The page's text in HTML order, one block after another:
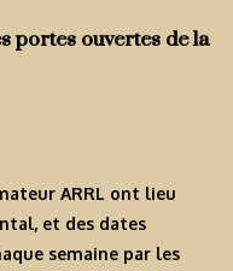
portes ouvertes de la
ARRL ont lieu
et des dates
semaine par les